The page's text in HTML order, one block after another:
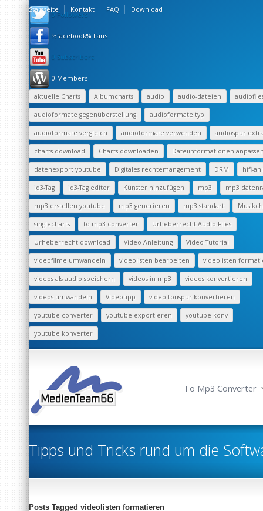
Startseite Kontakt FAQ Download
0 Followers
%facebook% Fans
0 Subscribers
0 Members
aktuelle Charts Albumcharts audio audio-dateien
audioformate gegenüberstellung audioformate typ
audioformate vergleich audioformate verwenden audiospur
charts download Charts downloaden Dateiinformationen
datenexport youtube Digitales rechtemangement DRM hifi-
id3-Tag id3-Tag editor Künster hinzufügen mp3 mp3
mp3 erstellen youtube mp3 generieren mp3 standart
singlecharts to mp3 converter Urheberrecht Audio-Files
Urheberrecht download Video-Anleitung Video-Tutorial
videofilme umwandeln videolisten bearbeiten videolisten
videos als audio speichern videos in mp3 videos konvertieren
videos umwandeln Videotipp video tonspur konvertieren
youtube converter youtube exportieren youtube konv
youtube konverter
To Mp3 Converter
Tipps und Tricks rund um die
Posts Tagged videolisten formatieren